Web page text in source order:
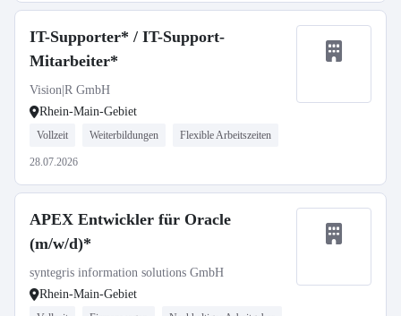
IT-Supporter* / IT-Support-
Mitarbeiter*
Vision|R GmbH
Rhein-Main-Gebiet
Vollzeit Weiterbildungen Flexible Arbeitszeiten
28.07.2026
APEX Entwickler für Oracle
(m/w/d)*
syntegris information solutions GmbH
Rhein-Main-Gebiet